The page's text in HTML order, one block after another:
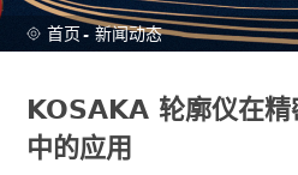
首页- 新闻动态
KOSAKA 轮廓仪在精
中的应用